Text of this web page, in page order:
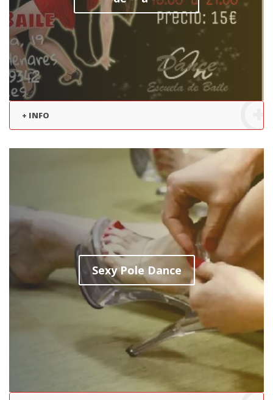
+ INFO
Sexy Pole Dance